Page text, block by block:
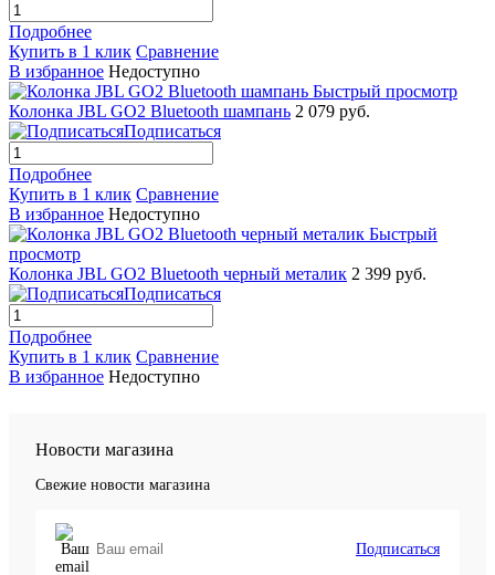
Подробнее
Купить в 1 клик Сравнение
В избранное Недоступно
Быстрый просмотр
Колонка JBL GO2 Bluetooth шампань 2 079 руб.
Подписаться
Подробнее
Купить в 1 клик Сравнение
В избранное Недоступно
Быстрый
просмотр
Колонка JBL GO2 Bluetooth черный металик 2 399 руб.
Подписаться
Подробнее
Купить в 1 клик Сравнение
В избранное Недоступно
Новости магазина
Свежие новости магазина
Подписаться